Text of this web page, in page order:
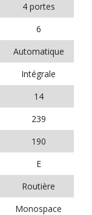
4 portes
6
Automatique
Intégrale
14
239
190
E
Routière
Monospace